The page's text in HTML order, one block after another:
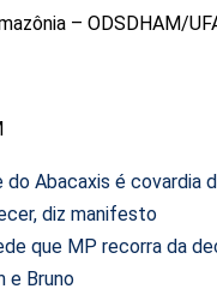
– ODSDHAM/
do Abacaxis é covardia
diz manifesto
que MP recorra da
e Bruno